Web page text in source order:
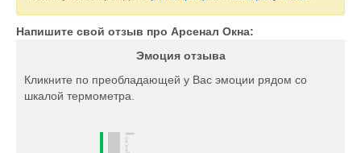
Напишите свой отзыв про Арсенал Окна:
Эмоция отзыва
Кликните по преобладающей у Вас эмоции рядом со
шкалой термометра.